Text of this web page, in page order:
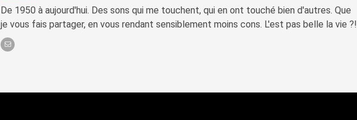
De 1950 à aujourd'hui. Des sons qui me touchent, qui en ont touché bien d'autres. Que
je vous fais partager, en vous rendant sensiblement moins cons. L'est pas belle la vie ?!